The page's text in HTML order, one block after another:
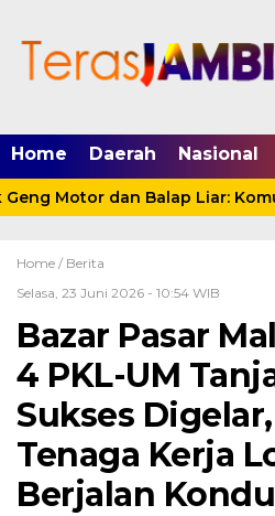
Home Daerah Nasional
Motor dan Balap Liar:
Home / Berita
Selasa, 23 Juni 2026 - 10:54 WIB
Bazar Pasar
4 PKL-UM
Sukses
Tenaga Kerja
Berjalan